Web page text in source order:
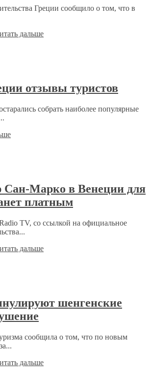
Греции сообщило о том, что в
дальше
отзывы туристов
собрать наиболее популярные
Сан-Марко в Венеции для
платным
TV, со ссылкой на официальное
дальше
шенгенские
сообщила о том, что по новым
дальше